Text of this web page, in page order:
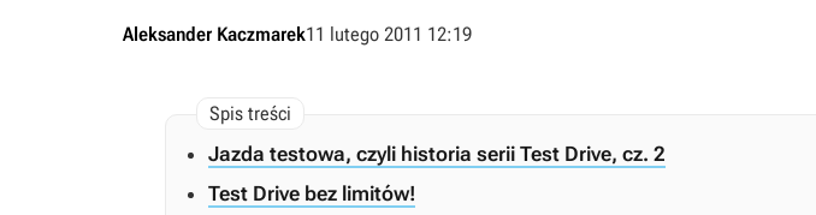
Aleksander Kaczmarek11 lutego 2011 12:19
Jazda testowa, czyli historia serii Test Drive, cz. 2
Test Drive bez limitów!